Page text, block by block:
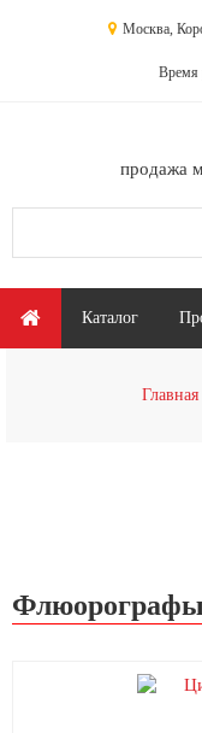
Москва,
Время
продажа
Главное меню
Каталог
Главная